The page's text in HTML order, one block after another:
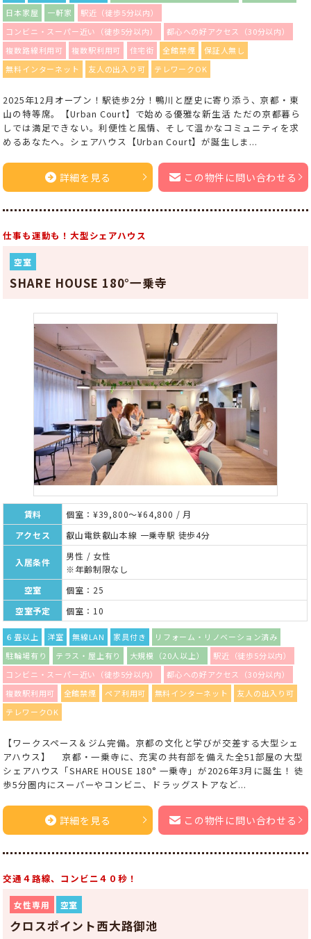
日本家屋
一軒家
駅近（徒歩5分以内）
コンビニ・スーパー近い（徒歩5分以内）
都心への好アクセス（30分以内）
複数路線利用可
複数駅利用可 住宅街 全館禁煙
保証人無し
無料インターネット
友人の出入り可 テレワークOK
2025年12月オープン！駅徒歩2分！鴨川と歴史に寄り添う、京都・東
山の特等席。【Urban Court】で始める優雅な新生活 ただの京都暮ら
しでは満足できない。利便性と風情、そして温かなコミュニティを求
めるあなたへ。シェアハウス【Urban Court】が誕生しま...
詳細を見る この物件に問い合わせる
仕事も運動も！大型シェアハウス
空室
SHARE HOUSE 180°一乗寺
賃料
個室：¥39,800～¥64,800 / 月
アクセス
叡山電鉄叡山本線 一乗寺駅 徒歩4分
入居条件
男性 / 女性
※年齢制限なし
空室
個室：25
空室予定
個室：10
６畳以上 洋室 無線LAN 家具付き
リフォーム・リノベーション済み
駐輪場有り
テラス・屋上有り 大規模（20人以上）
駅近（徒歩5分以内）
コンビニ・スーパー近い（徒歩5分以内）
都心への好アクセス（30分以内）
複数駅利用可
全館禁煙 ペア利用可 無料インターネット
友人の出入り可
テレワークOK
【ワークスペース＆ジム完備。京都の文化と学びが交差する大型シェ
アハウス】 京都・一乗寺に、充実の共有部を備えた全51部屋の大型
シェアハウス「SHARE HOUSE 180° 一乗寺」が2026年3月に誕生！ 徒
歩5分圏内にスーパーやコンビニ、ドラッグストアなど...
詳細を見る この物件に問い合わせる
交通４路線、コンビニ４０秒！
女性専用 空室
クロスポイント西大路御池